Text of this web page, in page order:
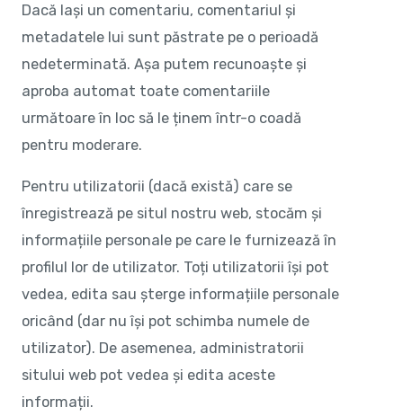
Dacă lași un comentariu, comentariul și
metadatele lui sunt păstrate pe o perioadă
nedeterminată. Așa putem recunoaște și
aproba automat toate comentariile
următoare în loc să le ținem într-o coadă
pentru moderare.
Pentru utilizatorii (dacă există) care se
înregistrează pe situl nostru web, stocăm și
informațiile personale pe care le furnizează în
profilul lor de utilizator. Toți utilizatorii își pot
vedea, edita sau șterge informațiile personale
oricând (dar nu își pot schimba numele de
utilizator). De asemenea, administratorii
sitului web pot vedea și edita aceste
informații.